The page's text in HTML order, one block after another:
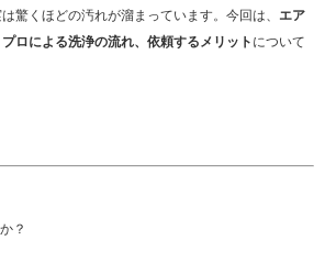
驚くほどの汚れが溜まっています。今回は、 エア
ロによる洗浄の流れ、依頼するメリット について
？